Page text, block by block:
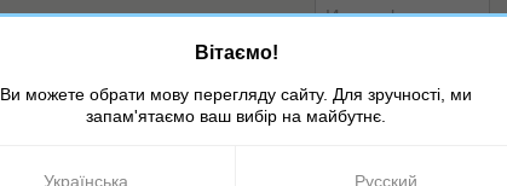
Вітаємо!
Ви можете обрати мову перегляду сайту. Для зручності, ми
запам'ятаємо ваш вибір на майбутнє.
Українська Русский